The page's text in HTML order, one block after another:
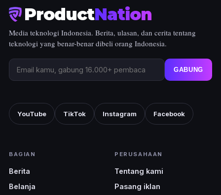
ProductNation
Media teknologi Indonesia. Berita, ulasan, dan cerita tentang
teknologi yang benar-benar dibeli orang Indonesia.
GABUNG
YouTube TikTok Instagram Facebook
BAGIAN
Berita
Belanja
PERUSAHAAN
Tentang kami
Pasang iklan